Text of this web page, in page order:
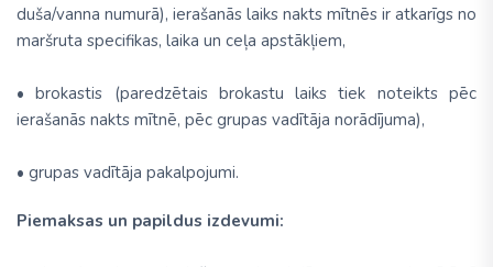
duša/vanna numurā), ierašanās laiks nakts mītnēs ir atkarīgs no
maršruta specifikas, laika un ceļa apstākļiem,
• brokastis (paredzētais brokastu laiks tiek noteikts pēc
ierašanās nakts mītnē, pēc grupas vadītāja norādījuma),
• grupas vadītāja pakalpojumi.
Piemaksas un papildus izdevumi: